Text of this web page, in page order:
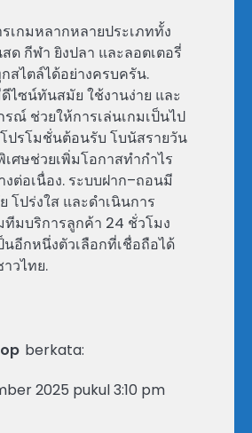
รเกมหลากหลายประเภททั้ง
ด กีฬา ยิงปลา และลอตเตอรี่
สไตล์ได้อย่างครบครัน.
ไซน์ทันสมัย ใช้งานง่าย และ
ณ์ ช่วยให้การเล่นเกมเป็นไป
ปรโมชั่นต้อนรับ โบนัสรายวัน
ศษช่วยเพิ่มโอกาสทำกำไร
ต่อเนื่อง. ระบบฝาก–ถอนมี
โปร่งใส และดำเนินการ
ทีมบริการลูกค้า 24 ชั่วโมง
นอีกหนึ่งตัวเลือกที่เชื่อถือได้
วไทย.
berkata:
2025 pukul 3:10 pm